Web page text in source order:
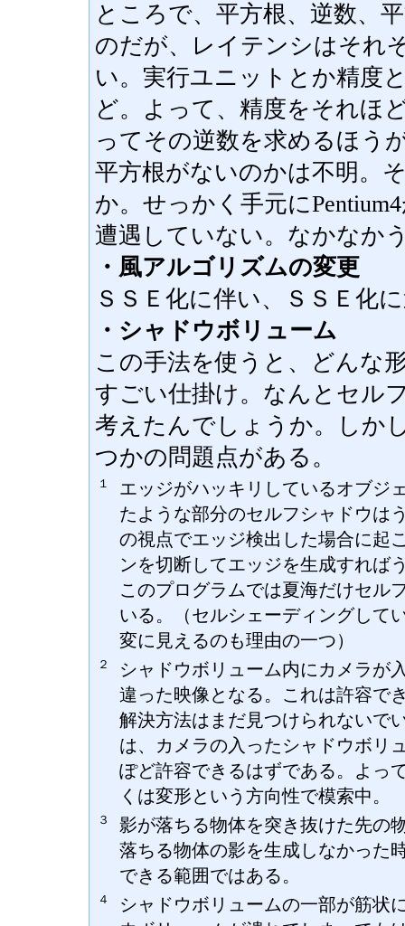
ところで、平方根、逆数、
のだが、レイテンシはそれ
い。実行ユニットとか精度
ど。よって、精度をそれほ
ってその逆数を求めるほう
平方根がないのかは不明。
か。せっかく手元に
遭遇していない。なかなか
・風アルゴリズムの変更
ＳＳＥ化に伴い、ＳＳＥ化
・シャドウボリューム
この手法を使うと、どんな
すごい仕掛け。なんとセル
考えたんでしょうか。しか
つかの問題点がある。
１
エッジがハッキリしているオブジ
たような部分のセルフシャドウは
の視点でエッジ検出した場合に起
ンを切断してエッジを生成すれば
このプログラムでは夏海だけセル
いる。（セルシェーディングして
変に見えるのも理由の一つ）
２
シャドウボリューム内にカメラが
違った映像となる。これは許容で
解決方法はまだ見つけられないで
は、カメラの入ったシャドウボリ
ぽど許容できるはずである。よっ
くは変形という方向性で模索中。
３
影が落ちる物体を突き抜けた先の
落ちる物体の影を生成しなかった
できる範囲ではある。
４
シャドウボリュームの一部が筋状